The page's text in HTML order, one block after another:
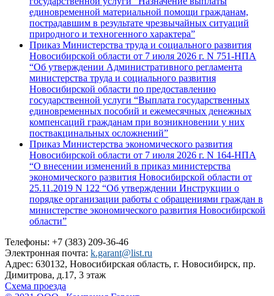
единовременной материальной помощи гражданам,
пострадавшим в результате чрезвычайных ситуаций
природного и техногенного характера”
Приказ Министерства труда и социального развития
Новосибирской области от 7 июля 2026 г. N 751-НПА
“Об утверждении Административного регламента
министерства труда и социального развития
Новосибирской области по предоставлению
государственной услуги “Выплата государственных
единовременных пособий и ежемесячных денежных
компенсаций гражданам при возникновении у них
поствакцинальных осложнений”
Приказ Министерства экономического развития
Новосибирской области от 7 июля 2026 г. N 164-НПА
“О внесении изменений в приказ министерства
экономического развития Новосибирской области от
25.11.2019 N 122 “Об утверждении Инструкции о
порядке организации работы с обращениями граждан в
министерстве экономического развития Новосибирской
области”
Телефоны: +7 (383) 209-36-46
Электронная почта: k.garant@list.ru
Адрес: 630132, Новосибирская область, г. Новосибирск, пр.
Димитрова, д.17, 3 этаж
Схема проезда